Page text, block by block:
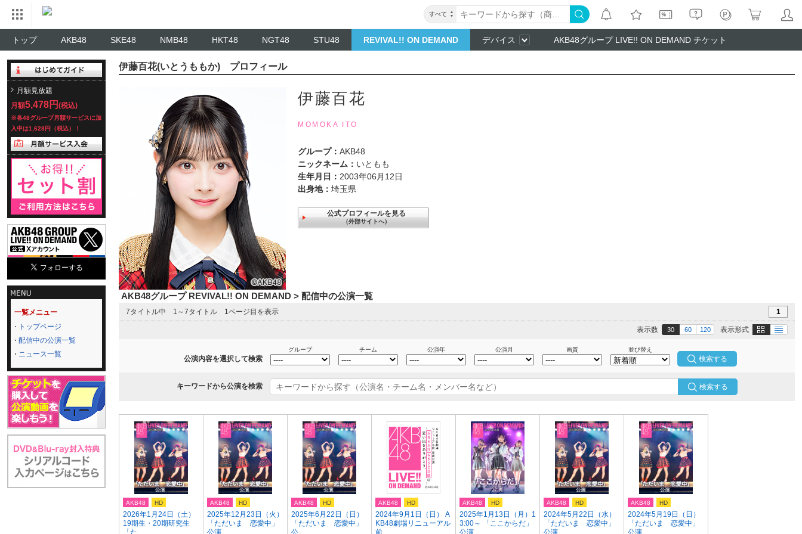
すべて
トップ AKB48 SKE48 NMB48 HKT48 NGT48 STU48 REVIVAL!! ON DEMAND デバイス AKB48グループ LIVE!! ON DEMAND チケット
月額見放題
月額5,478円 (税込)
※各48グループ月額サービスに加
入中は1,628円（税込）！
一覧メニュー
トップページ
配信中の公演一覧
ニュース一覧
伊藤百花(いとうももか) プロフィール
伊藤百花
MOMOKA ITO
グループ： AKB48
ニックネーム： いともも
生年月日： 2003年06月12日
出身地： 埼玉県
公式プロフィールを見る
（外部サイトへ）
AKB48グループ REVIVAL!! ON DEMAND > 配信中の公演一覧
7タイトル中 1～7タイトル 1ページ目を表示 1
表示形式 画像 テキスト
表示数 30 60 120
公演内容を選択して検索
グループ チーム 公演年 公演月 画質 並び替え
キーワードから公演を検索 検索する
2026年1月24日（土）
19期生・20期研究生
「た...
AKB48 HD
2025年12月23日（火）
「ただいま 恋愛中」
公演
AKB48 HD
2025年6月22日（日）
「ただいま 恋愛中」
公...
AKB48 HD
2024年9月1日（日） A
KB48劇場リニューアル
前...
AKB48 HD
2025年1月13日（月）1
3:00～ 「ここからだ」
公演
AKB48 HD
2024年5月22日（水）
「ただいま 恋愛中」
公演
AKB48 HD
2024年5月19日（日）
「ただいま 恋愛中」
公演
AKB48 HD